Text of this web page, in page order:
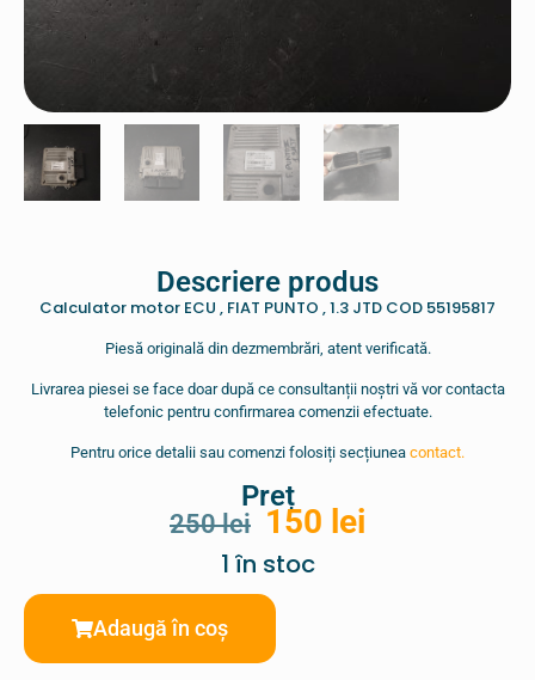
Descriere produs
Calculator motor ECU , FIAT PUNTO , 1.3 JTD COD 55195817
Piesă originală din dezmembrări, atent verificată.
Livrarea piesei se face doar după ce consultanții noștri vă vor contacta
telefonic pentru confirmarea comenzii efectuate.
Pentru orice detalii sau comenzi folosiți secțiunea contact.
Preț
250lei 150 lei
1 în stoc
Adaugă în coș